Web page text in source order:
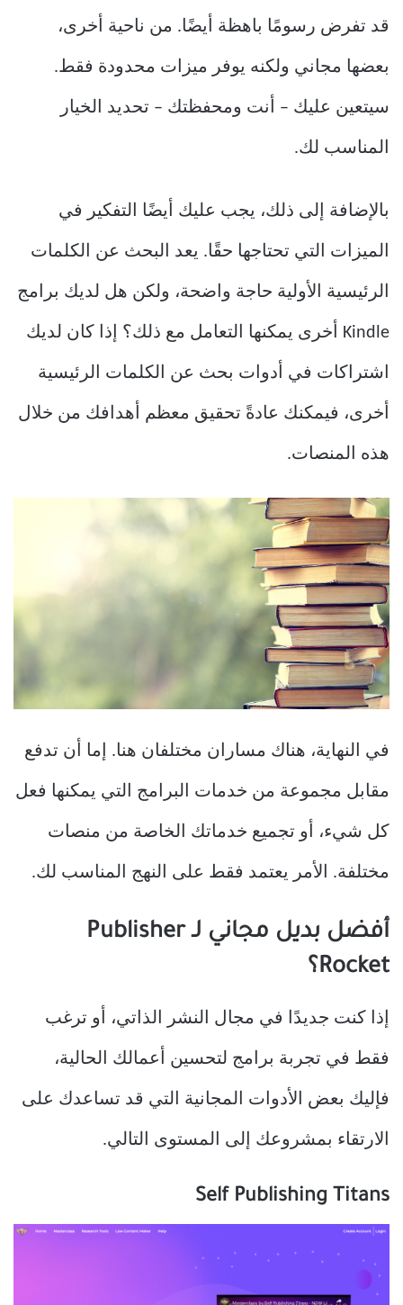
قد تفرض رسومًا باهظة أيضًا. من ناحية أخرى،
بعضها مجاني ولكنه يوفر ميزات محدودة فقط.
سيتعين عليك – أنت ومحفظتك – تحديد الخيار
المناسب لك.
بالإضافة إلى ذلك، يجب عليك أيضًا التفكير في
الميزات التي تحتاجها حقًا. يعد البحث عن الكلمات
الرئيسية الأولية حاجة واضحة، ولكن هل لديك برامج
Kindle أخرى يمكنها التعامل مع ذلك؟ إذا كان لديك
اشتراكات في أدوات بحث عن الكلمات الرئيسية
أخرى، فيمكنك عادةً تحقيق معظم أهدافك من خلال
هذه المنصات.
في النهاية، هناك مساران مختلفان هنا. إما أن تدفع
مقابل مجموعة من خدمات البرامج التي يمكنها فعل
كل شيء، أو تجميع خدماتك الخاصة من منصات
مختلفة. الأمر يعتمد فقط على النهج المناسب لك.
أفضل بديل مجاني لـ Publisher
Rocket؟
إذا كنت جديدًا في مجال النشر الذاتي، أو ترغب
فقط في تجربة برامج لتحسين أعمالك الحالية،
فإليك بعض الأدوات المجانية التي قد تساعدك على
الارتقاء بمشروعك إلى المستوى التالي.
Self Publishing Titans